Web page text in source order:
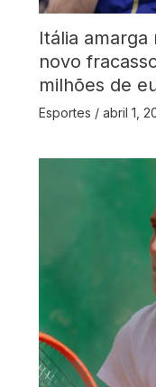
Itália
novo
milhões de
Esportes / abril 1,